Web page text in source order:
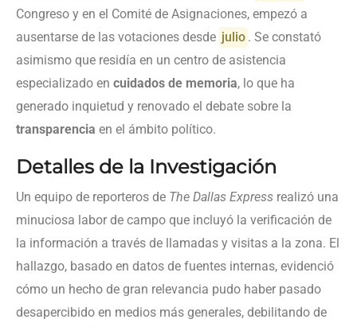
Congreso y en el Comité de Asignaciones, empezó a
ausentarse de las votaciones desde julio . Se constató
asimismo que residía en un centro de asistencia
especializado en cuidados de memoria, lo que ha
generado inquietud y renovado el debate sobre la
transparencia en el ámbito político.
Detalles de la Investigación
Un equipo de reporteros de The Dallas Express realizó una
minuciosa labor de campo que incluyó la verificación de
la información a través de llamadas y visitas a la zona. El
hallazgo, basado en datos de fuentes internas, evidenció
cómo un hecho de gran relevancia pudo haber pasado
desapercibido en medios más generales, debilitando de